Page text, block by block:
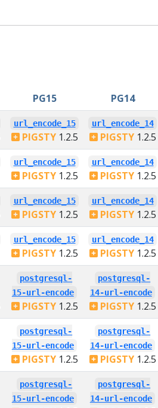
PG15 PG14
url_encode_15
PIGSTY1.2.5
url_encode_14
PIGSTY1.2.5
url_encode_15
PIGSTY1.2.5
url_encode_14
PIGSTY1.2.5
url_encode_15
PIGSTY1.2.5
url_encode_14
PIGSTY1.2.5
url_encode_15
PIGSTY1.2.5
url_encode_14
PIGSTY1.2.5
postgresql-
15-url-encode
PIGSTY1.2.5
postgresql-
14-url-encode
PIGSTY1.2.5
postgresql-
15-url-encode
PIGSTY1.2.5
postgresql-
14-url-encode
PIGSTY1.2.5
postgresql-
15-url-encode
postgresql-
14-url-encode